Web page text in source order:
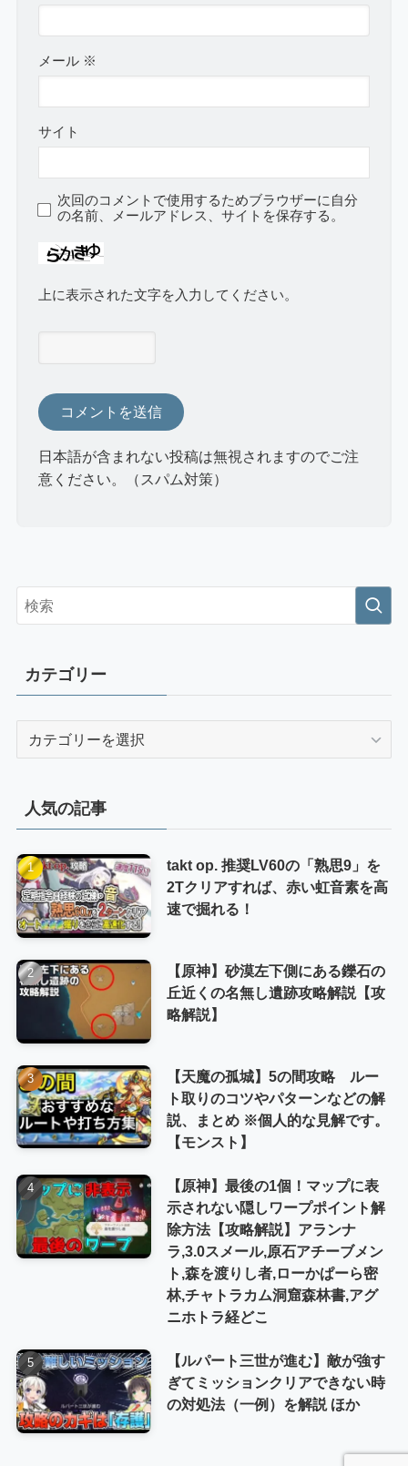
メール ※
サイト
次回のコメントで使用するためブラウザーに自分
の名前、メールアドレス、サイトを保存する。
上に表示された文字を入力してください。
日本語が含まれない投稿は無視されますのでご注
意ください。（スパム対策）
カテゴリー
ー
人気の記事
takt op. 推奨LV60の「熟思9」を
2Tクリアすれば、赤い虹音素を高
速で掘れる！
【原神】砂漠左下側にある鑠石の
丘近くの名無し遺跡攻略解説【攻
略解説】
【天魔の孤城】5の間攻略 ルー
ト取りのコツやパターンなどの解
説、まとめ ※個人的な見解です。
【モンスト】
【原神】最後の1個！マップに表
示されない隠しワープポイント解
除方法【攻略解説】アランナ
ラ,3.0スメール,原石アチーブメン
ト,森を渡りし者,ローかぱーら密
林,チャトラカム洞窟森林書,アグ
ニホトラ経どこ
【ルパート三世が進む】敵が強す
ぎてミッションクリアできない時
の対処法（一例）を解説 ほか